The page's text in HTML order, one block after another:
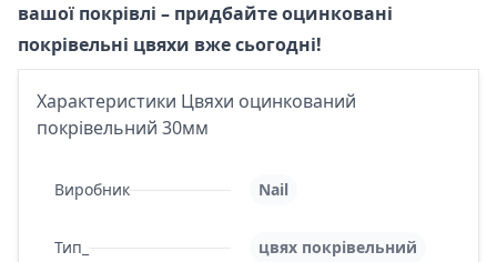
вашої покрівлі – придбайте оцинковані
покрівельні цвяхи вже сьогодні!
Характеристики Цвяхи оцинкований
покрівельний 30мм
Виробник Nail
Тип_ цвях покрівельний